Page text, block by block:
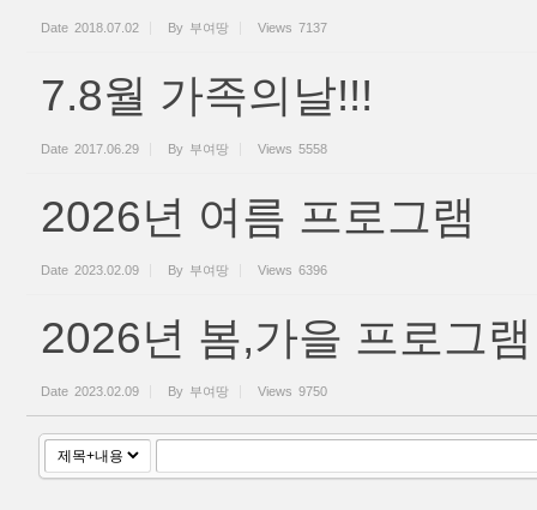
Date 2018.07.02 By 부여땅 Views 7137
7.8월 가족의날!!!
Date 2017.06.29 By 부여땅 Views 5558
2026년 여름 프로그램
Date 2023.02.09 By 부여땅 Views 6396
2026년 봄,가을 프로그램
Date 2023.02.09 By 부여땅 Views 9750